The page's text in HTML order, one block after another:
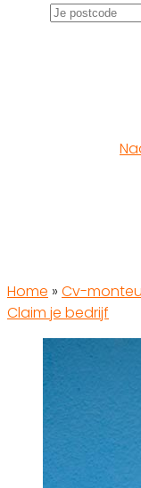
Home » Cv-
Claim je bedrijf